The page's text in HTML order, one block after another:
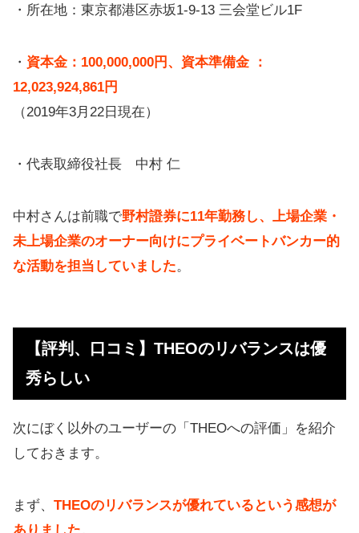
・所在地：東京都港区赤坂1-9-13 三会堂ビル1F
・ 資本金：100,000,000円、資本準備金 ：
12,023,924,861円
（2019年3月22日現在）
・代表取締役社長 中村 仁
中村さんは前職で野村證券に11年勤務し、上場企業・
未上場企業のオーナー向けにプライベートバンカー的
な活動を担当していました。
【評判、口コミ】THEOのリバランスは優
秀らしい
次にぼく以外のユーザーの「THEOへの評価」を紹介
しておきます。
まず、 THEOのリバランスが優れているという感想が